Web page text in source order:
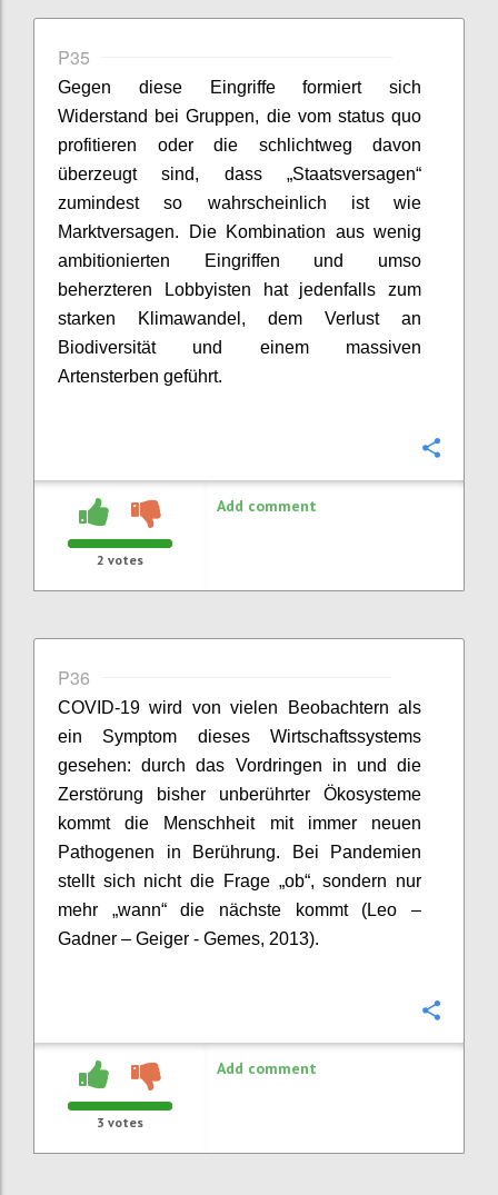
P35
Gegen diese Eingriffe formiert sich
Widerstand bei Gruppen, die vom statusquo
profitieren oder die schlichtweg davon
überzeugt sind, dass „Staatsversagen“
zumindest so wahrscheinlich ist wie
Marktversagen. Die Kombination aus wenig
ambitionierten Eingriffen und umso
beherzteren Lobbyisten hat jedenfalls zum
starken Klimawandel, dem Verlust an
Biodiversität und einem massiven
Artensterben geführt.
2 votes
Add comment
P36
COVID-19 wird von vielen Beobachtern als
ein Symptom dieses Wirtschaftssystems
gesehen: durch das Vordringen in und die
Zerstörung bisher unberührter Ökosysteme
kommt die Menschheit mit immer neuen
Pathogenen in Berührung. Bei Pandemien
stellt sich nicht die Frage „ob“, sondern nur
mehr „wann“ die nächste kommt (Leo –
Gadner – Geiger - Gemes, 2013).
3 votes
Add comment